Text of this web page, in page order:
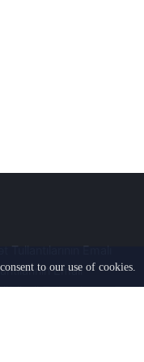
Emalı
Emalı
Tullantılarının Emalı
to our use of cookies.